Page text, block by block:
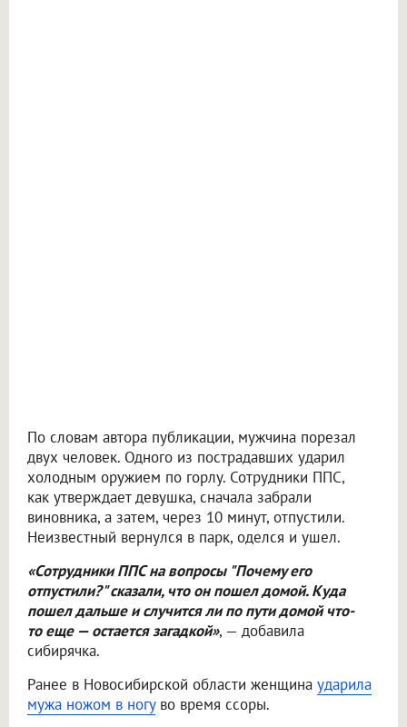
По словам автора публикации, мужчина порезал
двух человек. Одного из пострадавших ударил
холодным оружием по горлу. Сотрудники ППС,
как утверждает девушка, сначала забрали
виновника, а затем, через 10 минут, отпустили.
Неизвестный вернулся в парк, оделся и ушел.
«Сотрудники ППС на вопросы "Почему его
отпустили?" сказали, что он пошел домой. Куда
пошел дальше и случится ли по пути домой что-
то еще — остается загадкой», — добавила
сибирячка.
Ранее в Новосибирской области женщина ударила
мужа ножом в ногуво время ссоры.